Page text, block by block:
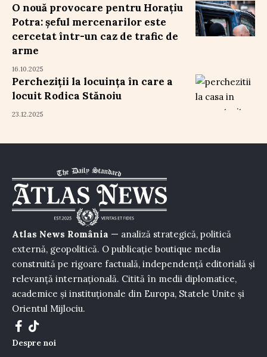
O nouă provocare pentru Horațiu
Potra: șeful mercenarilor este
cercetat într-un caz de trafic de
arme
16.10.2025
Percheziții la locuința în care a
locuit Rodica Stănoiu
23.12.2025
Atlas News România — analiză strategică, politică
externă, geopolitică. O publicație boutique media
construită pe rigoare factuală, independență editorială și
relevanță internațională. Citită în medii diplomatice,
academice și instituționale din Europa, Statele Unite și
Orientul Mijlociu.
Despre noi